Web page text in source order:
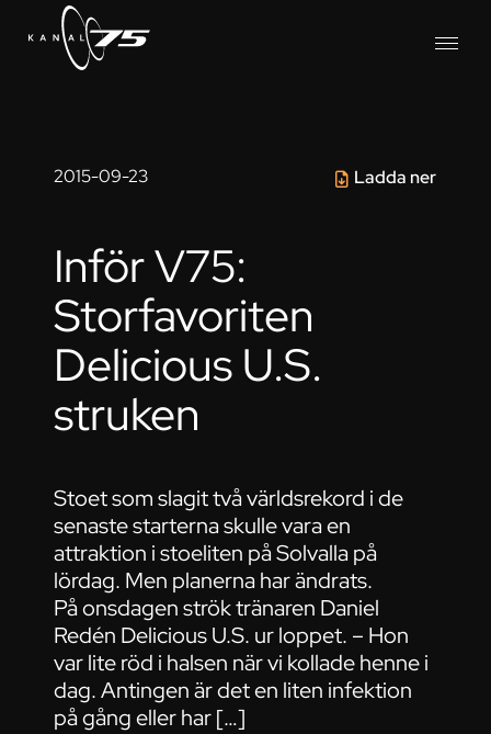
2015-09-23 Ladda ner
Inför V75:
Storfavoriten
Delicious U.S.
struken
Stoet som slagit två världsrekord i de
senaste starterna skulle vara en
attraktion i stoeliten på Solvalla på
lördag. Men planerna har ändrats.
På onsdagen strök tränaren Daniel
Redén Delicious U.S. ur loppet. – Hon
var lite röd i halsen när vi kollade henne i
dag. Antingen är det en liten infektion
på gång eller har […]